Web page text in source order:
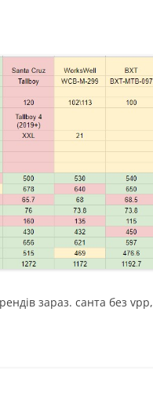
зараз. санта без vpp,